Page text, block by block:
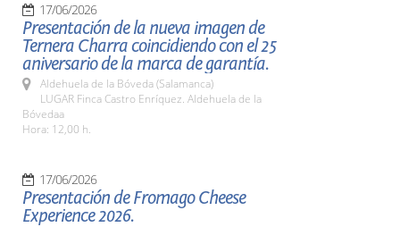
17/06/2026
Presentación de la nueva imagen de
Ternera Charra coincidiendo con el 25
aniversario de la marca de garantía.
Aldehuela de la Bóveda (Salamanca)
LUGAR Finca Castro Enríquez. Aldehuela de la
Bóvedaa
Hora: 12,00 h.
17/06/2026
Presentación de Fromago Cheese
Experience 2026.